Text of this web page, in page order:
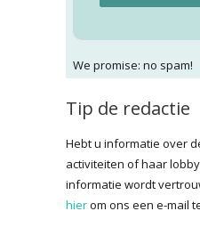
We promise: no spam!
Tip de redactie
Hebt u informatie over
activiteiten of haar
informatie wordt
hierom ons een e-mail